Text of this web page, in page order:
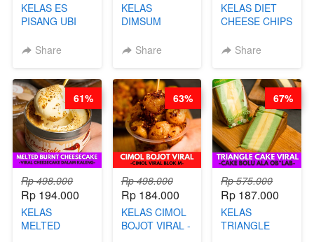
KELAS ES
PISANG UBI
CHEF DITA
Share
KELAS
DIMSUM
- VIRAL
STEPHANIE
Share
KELAS DIET
CHEESE CHIPS
PROTEIN
Share
Rp 498.000
Rp 194.000
KELAS
MELTED
61%
Rp 498.000
Rp 184.000
KELAS CIMOL
BOJOT VIRAL -
63%
Rp 575.000
Rp 187.000
KELAS
TRIANGLE
67%